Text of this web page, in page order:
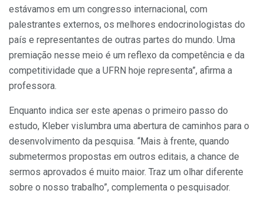
estávamos em um congresso internacional, com
palestrantes externos, os melhores endocrinologistas do
país e representantes de outras partes do mundo. Uma
premiação nesse meio é um reflexo da competência e da
competitividade que a UFRN hoje representa”, afirma a
professora.
Enquanto indica ser este apenas o primeiro passo do
estudo, Kleber vislumbra uma abertura de caminhos para o
desenvolvimento da pesquisa. “Mais à frente, quando
submetermos propostas em outros editais, a chance de
sermos aprovados é muito maior. Traz um olhar diferente
sobre o nosso trabalho”, complementa o pesquisador.